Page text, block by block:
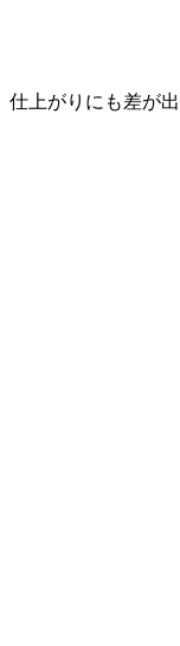
仕上がりにも差が